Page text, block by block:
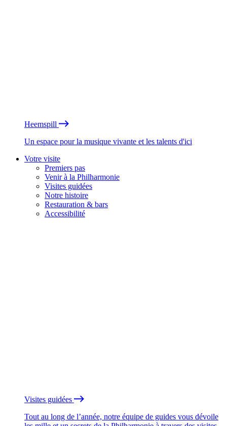
Heemspill
Un espace pour la musique vivante et les talents d'ici
Votre visite
Premiers pas
Venir à la Philharmonie
Visites guidées
Notre histoire
Restauration & bars
Accessibilité
Visites guidées
Tout au long de l’année, notre équipe de guides vous dévoile